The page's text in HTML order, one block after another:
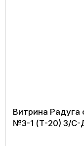
Витрина Радуга
№3-1 (Т-20) З/